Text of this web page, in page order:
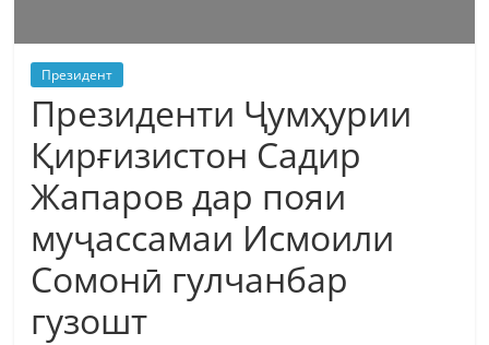
Президент
Президенти Ҷумҳурии
Қирғизистон Садир
Жапаров дар пояи
муҷассамаи Исмоили
Сомонӣ гулчанбар
гузошт